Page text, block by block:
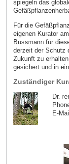
spiegeln das
Für die
eigenen Kurator
Bussmann für
derzeit der Schutz
Zukunft zu
gesichert und in
Zuständiger
Dr.
E-